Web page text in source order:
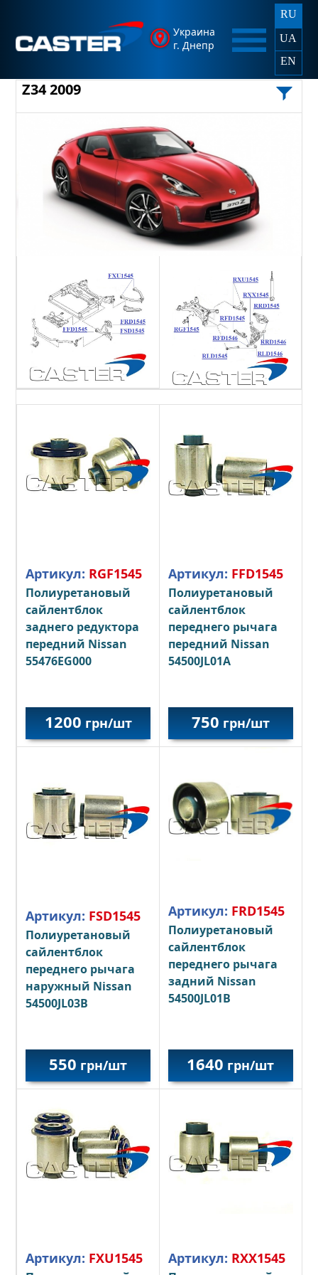
Украина
г. Днепр
RU
UA
EN
Z34 2009
Артикул: RGF1545
Полиуретановый
сайлентблок
заднего редуктора
передний Nissan
55476EG000
1200 грн/шт
Артикул: FFD1545
Полиуретановый
сайлентблок
переднего рычага
передний Nissan
54500JL01A
750 грн/шт
Артикул: FSD1545
Полиуретановый
сайлентблок
переднего рычага
наружный Nissan
54500JL03B
550 грн/шт
Артикул: FRD1545
Полиуретановый
сайлентблок
переднего рычага
задний Nissan
54500JL01B
1640 грн/шт
Артикул: FXU1545 Артикул: RXX1545